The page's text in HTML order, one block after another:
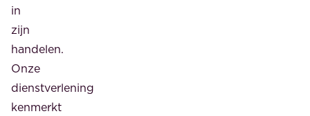
in
zijn
handelen.
Onze
dienstverlening
kenmerkt